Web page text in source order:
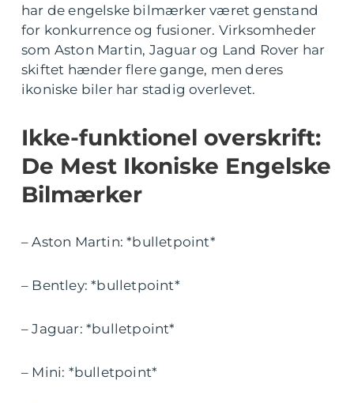
har de engelske bilmærker været genstand
for konkurrence og fusioner. Virksomheder
som Aston Martin, Jaguar og Land Rover har
skiftet hænder flere gange, men deres
ikoniske biler har stadig overlevet.
Ikke-funktionel overskrift:
De Mest Ikoniske Engelske
Bilmærker
– Aston Martin: *bulletpoint*
– Bentley: *bulletpoint*
– Jaguar: *bulletpoint*
– Mini: *bulletpoint*